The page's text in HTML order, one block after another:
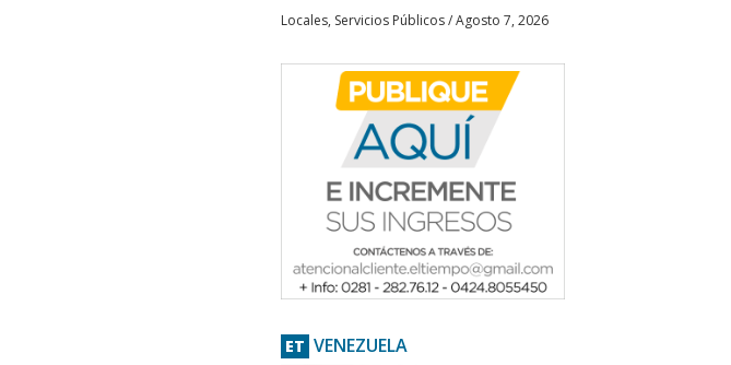
Locales, Servicios Públicos/Agosto 7, 2026
ET VENEZUELA